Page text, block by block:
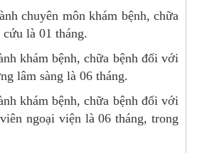
chuyên môn khám bệnh, chữa
là 01 tháng.
khám bệnh, chữa bệnh đối với
lâm sàng là 06 tháng.
khám bệnh, chữa bệnh đối với
ngoại viện là 06 tháng, trong